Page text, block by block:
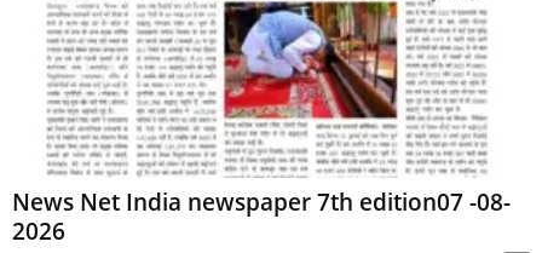
News Net India newspaper 7th edition07 -08-
2026